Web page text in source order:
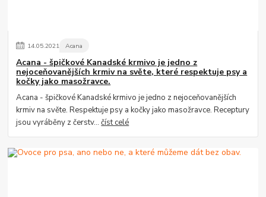
14.05.2021 Acana
Acana - špičkové Kanadské krmivo je jedno z
nejoceňovanějších krmiv na světe, které respektuje psy a
kočky jako masožravce.
Acana - špičkové Kanadské krmivo je jedno z nejoceňovanějších
krmiv na světe. Respektuje psy a kočky jako masožravce. Receptury
jsou vyráběny z čerstv...číst celé